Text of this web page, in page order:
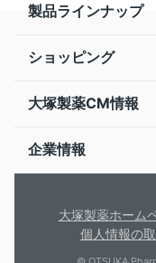
製品ラインナップ
ショッピング
大塚製薬CM情報
企業情報
大塚製薬ホーム
個人情報の